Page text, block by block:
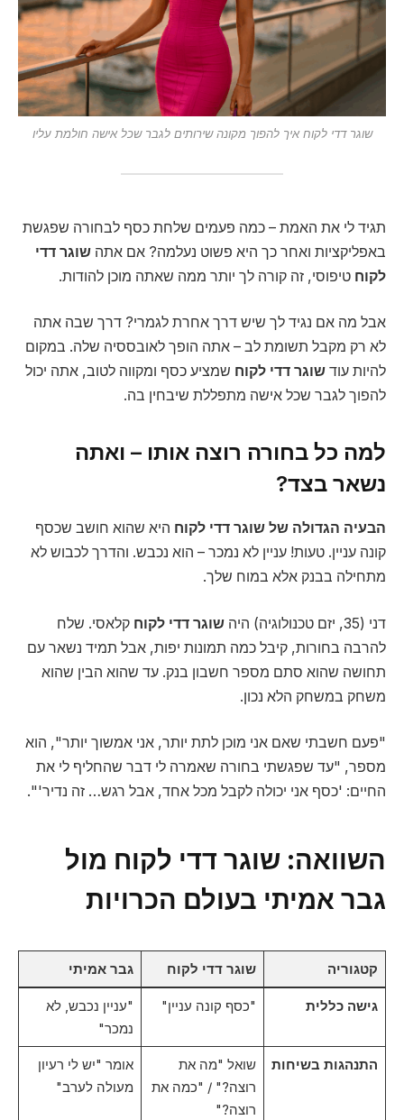
שוגר דדי לקוח איך להפוך מקונה שירותים לגבר שכל אישה חולמת עליו
תגיד לי את האמת – כמה פעמים שלחת כסף לבחורה שפגשת
באפליקציות ואחר כך היא פשוט נעלמה? אם אתה שוגר דדי
לקוח טיפוסי, זה קורה לך יותר ממה שאתה מוכן להודות.
אבל מה אם נגיד לך שיש דרך אחרת לגמרי? דרך שבה אתה
לא רק מקבל תשומת לב – אתה הופך לאובססיה שלה. במקום
להיות עוד שוגר דדי לקוח שמציע כסף ומקווה לטוב, אתה יכול
להפוך לגבר שכל אישה מתפללת שיבחין בה.
למה כל בחורה רוצה אותו – ואתה
נשאר בצד?
הבעיה הגדולה של שוגר דדי לקוח היא שהוא חושב שכסף
קונה עניין. טעות! עניין לא נמכר – הוא נכבש. והדרך לכבוש לא
מתחילה בבנק אלא במוח שלך.
דני (35, יזם טכנולוגיה) היה שוגר דדי לקוח קלאסי. שלח
להרבה בחורות, קיבל כמה תמונות יפות, אבל תמיד נשאר עם
תחושה שהוא סתם מספר חשבון בנק. עד שהוא הבין שהוא
משחק במשחק הלא נכון.
"פעם חשבתי שאם אני מוכן לתת יותר, אני אמשוך יותר", הוא
מספר, "עד שפגשתי בחורה שאמרה לי דבר שהחליף לי את
החיים: 'כסף אני יכולה לקבל מכל אחד, אבל רגש… זה נדיר'".
השוואה: שוגר דדי לקוח מול
גבר אמיתי בעולם הכרויות
קטגוריה שוגר דדי לקוח גבר אמיתי
גישה כללית "כסף קונה עניין"
"עניין נכבש, לא
נמכר"
התנהגות בשיחות
שואל "מה את
רוצה?" / "כמה את
רוצה?"
אומר "יש לי רעיון
מעולה לערב"